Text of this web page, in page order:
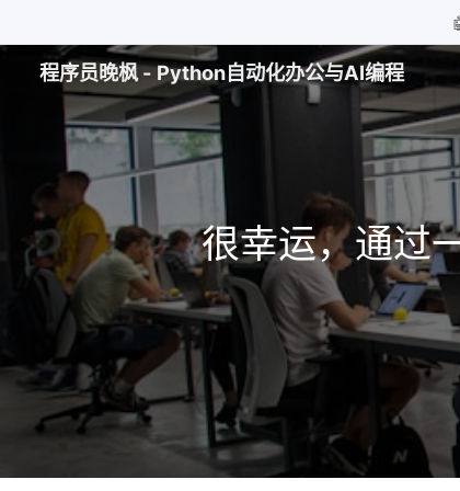
程序员晚枫 - Python自动化办公与AI编程
很幸运，通过